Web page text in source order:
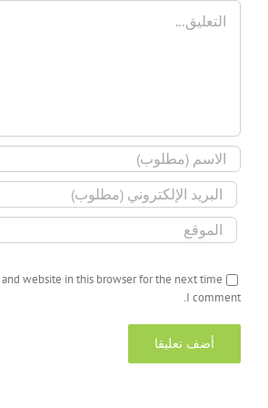
تعليق
website in this browser for the next time
I comment.